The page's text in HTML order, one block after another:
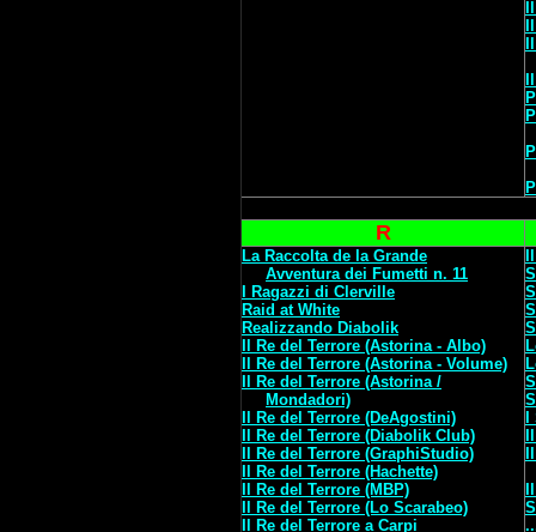
R
La Raccolta de la Grande
Avventura dei Fumetti n. 11
I Ragazzi di Clerville
Raid at White
Realizzando Diabolik
Il Re del Terrore (Astorina - Albo)
Il Re del Terrore (Astorina - Volume)
Il Re del Terrore (Astorina /
Mondadori)
Il Re del Terrore (DeAgostini)
Il Re del Terrore (Diabolik Club)
Il Re del Terrore (GraphiStudio)
Il Re del Terrore (Hachette)
Il Re del Terrore (MBP)
Il Re del Terrore (Lo Scarabeo)
Il Re del Terrore a Carpi